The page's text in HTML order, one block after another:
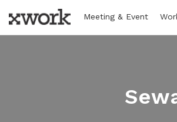
Meeting & Event